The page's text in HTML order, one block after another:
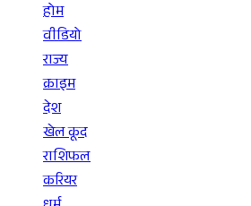
होम
वीडियो
राज्य
क्राइम
देश
खेल कूद
राशिफल
करियर